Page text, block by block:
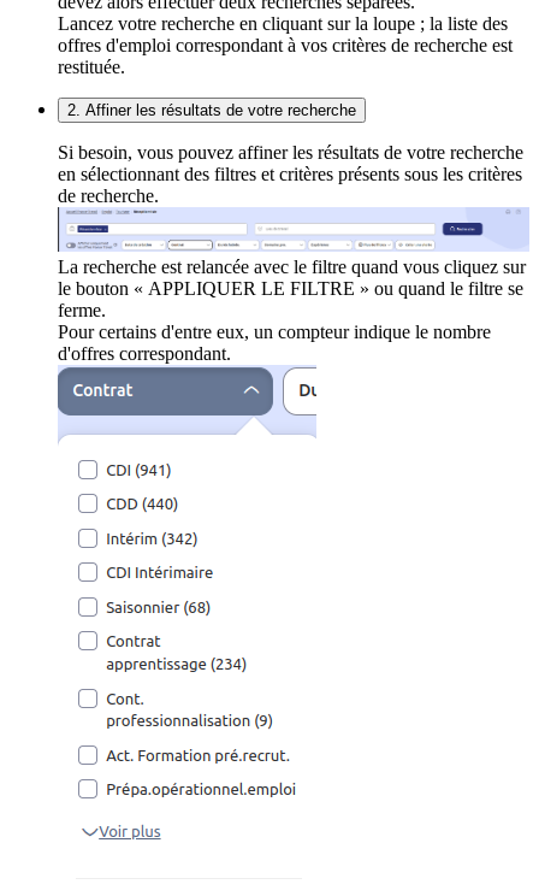
Lancez votre recherche en cliquant sur la loupe ; la liste des
offres d'emploi correspondant à vos critères de recherche est
restituée.
2. Affiner les résultats de votre recherche
Si besoin, vous pouvez affiner les résultats de votre recherche
en sélectionnant des filtres et critères présents sous les critères
de recherche.
La recherche est relancée avec le filtre quand vous cliquez sur
le bouton « APPLIQUER LE FILTRE » ou quand le filtre se
ferme.
Pour certains d'entre eux, un compteur indique le nombre
d'offres correspondant.